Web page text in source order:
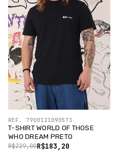
T-SHIRT WORLD OF THOSE
WHO DREAM PRETO
R$183,20
R$229,00
REF. 7900121090573